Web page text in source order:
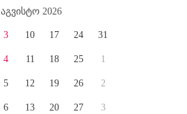
აგვისტო 2026
3
4
5
6
10
11
12
13
17
18
19
20
24
25
26
27
31
1
2
3